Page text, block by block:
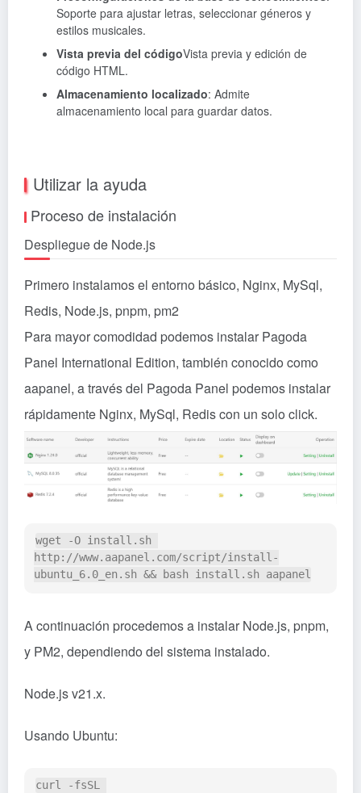
Soporte para ajustar letras, seleccionar géneros y
estilos musicales.
Vista previa del códigoVista previa y edición de
código HTML.
Almacenamiento localizado: Admite
almacenamiento local para guardar datos.
Utilizar la ayuda
Proceso de instalación
Despliegue de Node.js
Primero instalamos el entorno básico, Nginx, MySql,
Redis, Node.js, pnpm, pm2
Para mayor comodidad podemos instalar Pagoda
Panel International Edition, también conocido como
aapanel, a través del Pagoda Panel podemos instalar
rápidamente Nginx, MySql, Redis con un solo click.
wget -O install.sh
http://www.aapanel.com/script/install-
A continuación procedemos a instalar Node.js, pnpm,
y PM2, dependiendo del sistema instalado.
Node.js v21.x.
Usando Ubuntu:
curl -fsSL